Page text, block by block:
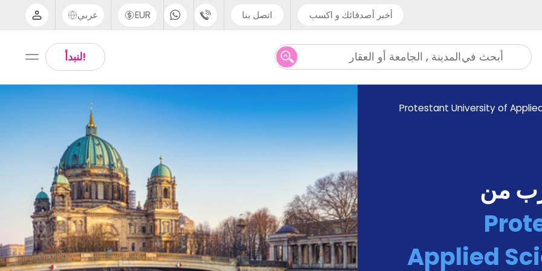
أخبر أصدقائك و اكسب اتصل بنا
UK - +44 (0) 20 3871 8666
IN - +91 (80) 3711 1326
US - +1 (646) 718 6172
EUR عربي
Arabic
English
Thai
!لنبدأ أبحث فيالمدينة , الجامعة أو العقار
Protestant University of
من
Applied